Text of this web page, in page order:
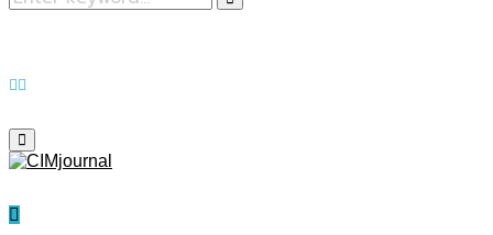
for:
Search
Facebook
Primary
Menu